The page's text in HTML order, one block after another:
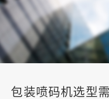
包装喷码机选型